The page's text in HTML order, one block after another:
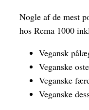
Nogle af de mest
hos Rema 1000
Vegansk
Veganske
Veganske
Veganske